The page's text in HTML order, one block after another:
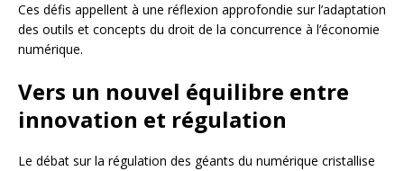
Ces défis appellent à une réflexion approfondie sur l’adaptation
des outils et concepts du droit de la concurrence à l’économie
numérique.
Vers un nouvel équilibre entre
innovation et régulation
Le débat sur la régulation des géants du numérique cristallise